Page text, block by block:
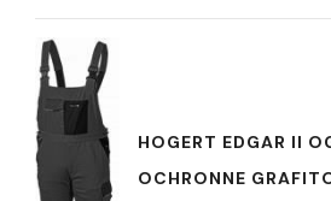
HOGERT EDGAR II
OCHRONNE